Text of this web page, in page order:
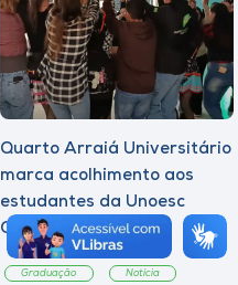
Quarto Arraiá Universitário
marca acolhimento aos
estudantes da Unoesc
Campos Novos
Graduação Notícia